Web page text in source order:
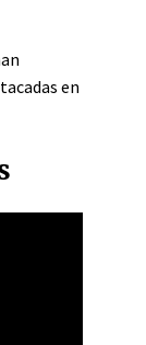
en